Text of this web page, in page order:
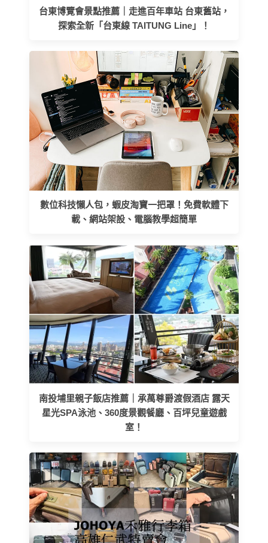
台東博覽會景點推薦｜走進百年車站 台東舊站，
探索全新「台東線 TAITUNG Line」！
數位科技懶人包，蝦皮淘寶一把罩！免費軟體下
載、網站架設、電腦教學超簡單
南投埔里親子飯店推薦｜承萬尊爵渡假酒店 露天
星光SPA泳池、360度景觀餐廳、百坪兒童遊戲
室！